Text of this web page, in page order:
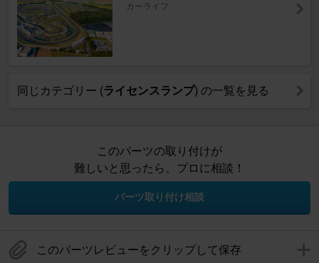
カーライフ
同じカテゴリー (ライセンスランプ) の一覧を見る
このパーツの取り付けが
難しいと思ったら、プロに相談！
パーツ取り付け相談
このパーツレビューをクリップして保存